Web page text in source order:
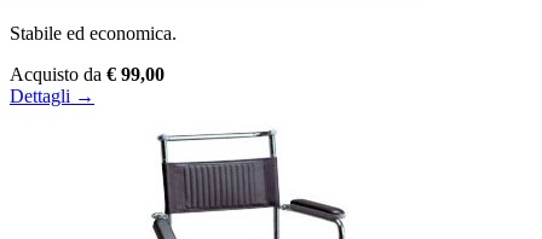
Stabile ed economica.
Acquisto da € 99,00
Dettagli →